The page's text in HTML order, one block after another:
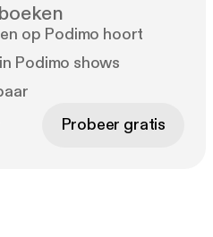
op Podimo hoort
Podimo shows
Probeer gratis